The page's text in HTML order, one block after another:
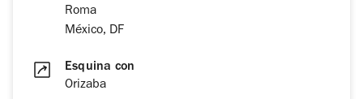
Roma
México, DF
Esquina con
Orizaba